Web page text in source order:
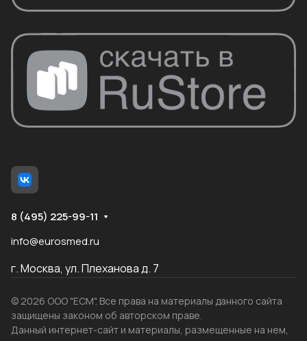
8 (495) 225-99-11
info@eurosmed.ru
г. Москва, ул. Плеханова д. 7
© 2026 ООО "ЕСМ". Все права на материалы данного сайта
защищены законом об авторском праве.
Данный интернет-сайт и материалы, размещенные на нем,